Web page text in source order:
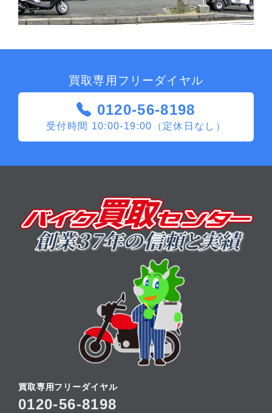
買取専用フリーダイヤル
0120-56-8198
受付時間 10:00-19:00（定休日なし）
買取専用フリーダイヤル
0120-56-8198